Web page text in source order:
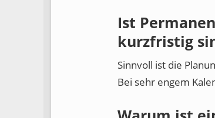
Ist
kurzfristig
Sinnvoll ist die
Bei sehr engem